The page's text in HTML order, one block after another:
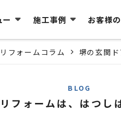
施工事例 お客様
リフォームコラム 堺の玄関
BLOG
フォームは、はつし